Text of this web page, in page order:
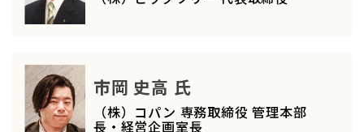
市岡 史高 氏
（株）コパン 専務取締役 管理本部
長・経営企画室長